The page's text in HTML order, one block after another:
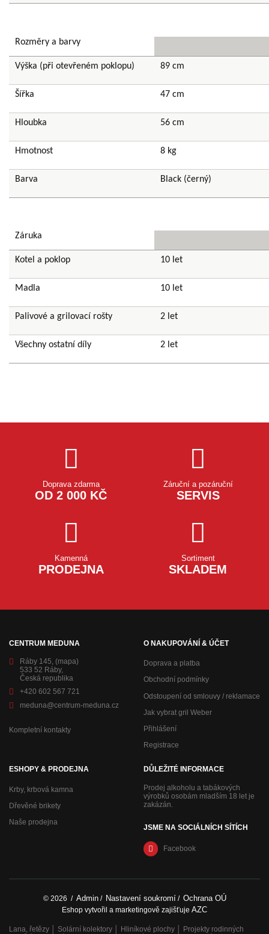
Rozměry a barvy
Výška (při otevřeném poklopu) 89 cm
Šířka 47 cm
Hloubka 56 cm
Hmotnost 8 kg
Barva Black (černý)
Záruka
Kotel a poklop 10 let
Madla 10 let
Palivové a grilovací rošty 2 let
Všechny ostatní díly 2 let
Doprava zdarma
OD 2 000 KČ
Záruční a pozáruční
SERVIS
Kamenná
PRODEJNA
Sortiment
SKLADEM
CENTRUM MEDUNA
Ráby 145, (mapa)
533 52 Ráby,
Česká republika
+420 602 567 721
meduna@centrum-meduna.cz
Kompletní kontakty
O NAKUPOVÁNÍ & ÚČET
Doprava a platba
Obchodní podmínky
Odstoupení od smlouvy / reklamace
Jak vybrat gril Weber
Přihlášení
Registrace
ESHOPY & PRODEJNA
Krby, krbová kamna
Dřevěné brikety
Naše prodejna
DŮLEŽITÉ INFORMACE
Prodej alkoholu a tabákových
výrobků osobám mladším 18 let je
zakázán.
JSME NA SOCIÁLNÍCH SÍTÍCH
Facebook
© 2026 / Admin/ Nastavení soukromí/ Ochrana OÚ
Eshop vytvořil a marketingově zajišťuje AZC
Lana, řetězy Solární kolektory Hliníkové plochy
Projekty rodinných